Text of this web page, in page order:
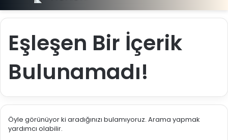
Eşleşen Bir İçerik
Bulunamadı!
Öyle görünüyor ki aradığınızı bulamıyoruz. Arama yapmak
yardımcı olabilir.